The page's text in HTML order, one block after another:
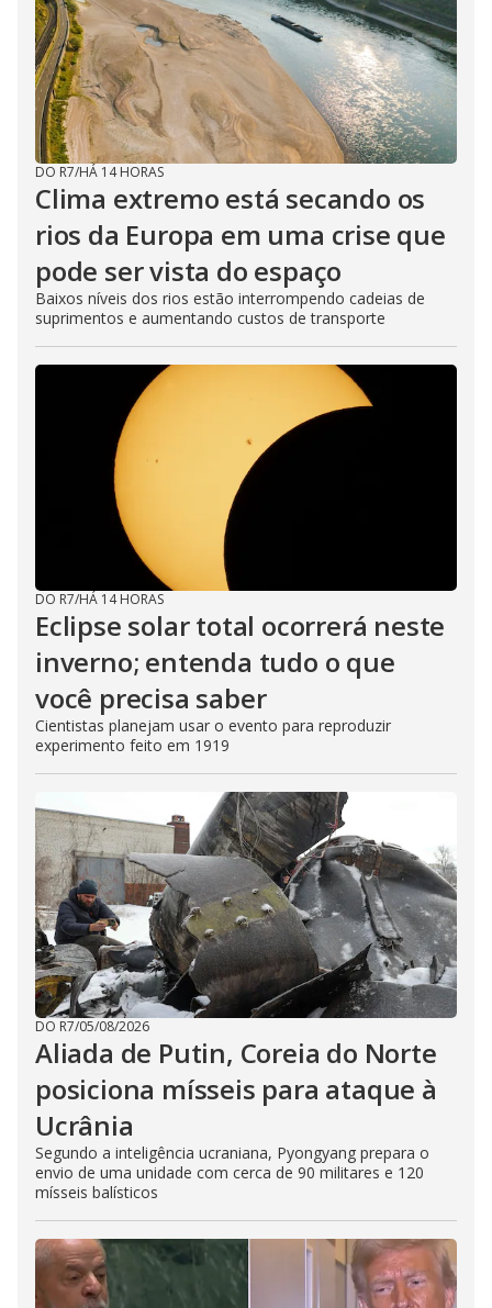
DO R7/HÁ 14 HORAS
Clima extremo está secando os
rios da Europa em uma crise que
pode ser vista do espaço
Baixos níveis dos rios estão interrompendo cadeias de
suprimentos e aumentando custos de transporte
DO R7/HÁ 14 HORAS
Eclipse solar total ocorrerá neste
inverno; entenda tudo o que
você precisa saber
Cientistas planejam usar o evento para reproduzir
experimento feito em 1919
DO R7/05/08/2026
Aliada de Putin, Coreia do Norte
posiciona mísseis para ataque à
Ucrânia
Segundo a inteligência ucraniana, Pyongyang prepara o
envio de uma unidade com cerca de 90 militares e 120
mísseis balísticos